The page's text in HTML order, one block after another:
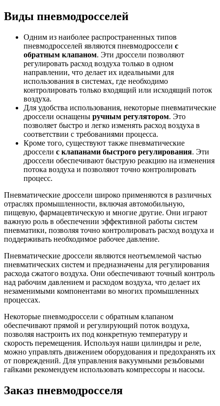
Виды пневмодросселей
Одним из наиболее распространенных типов
пневмодросселей являются пневмодроссели с
обратным клапаном. Эти дроссели позволяют
регулировать расход воздуха только в одном
направлении, что делает их идеальными для
использования в системах, где необходимо
контролировать только входящий или исходящий поток
воздуха.
Для удобства использования, некоторые пневматические
дроссели оснащены ручным регулятором. Это
позволяет быстро и легко изменять расход воздуха в
соответствии с требованиями процесса.
Кроме того, существуют также пневматические
дроссели с клапанами быстрого регулирования. Эти
дроссели обеспечивают быструю реакцию на изменения
потока воздуха и позволяют точно контролировать
процесс.
Пневматические дроссели широко применяются в различных
отраслях промышленности, включая автомобильную,
пищевую, фармацевтическую и многие другие. Они играют
важную роль в обеспечении эффективной работы систем
пневматики, позволяя точно контролировать расход воздуха и
поддерживать необходимое рабочее давление.
Пневматические дроссели являются неотъемлемой частью
пневматических систем и предназначены для регулирования
расхода сжатого воздуха. Они обеспечивают точный контроль
над рабочим давлением и расходом воздуха, что делает их
незаменимыми компонентами во многих промышленных
процессах.
Некоторые пневмодроссели с обратным клапаном
обеспечивают прямой и регулирующий поток воздуха,
позволяя настроить их под конкретную температуру и
скорость перемещения. Используя наши цилиндры и реле,
можно управлять движением оборудования и предохранять их
от повреждений. Для управления вакуумными резьбовыми
гайками рекомендуем использовать компрессоры и насосы.
Заказ пневмодросселя